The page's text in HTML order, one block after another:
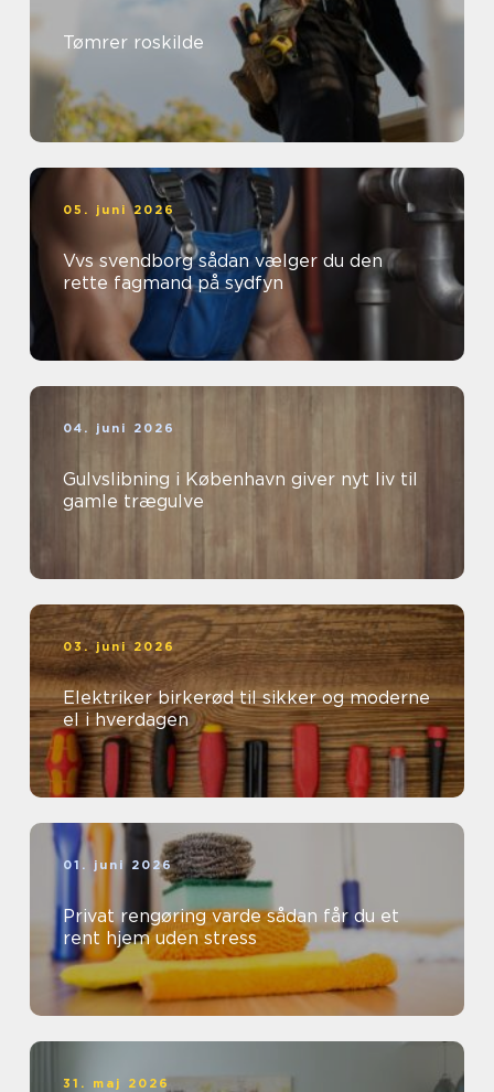
Tømrer roskilde
05. juni 2026
Vvs svendborg sådan vælger du den
rette fagmand på sydfyn
04. juni 2026
Gulvslibning i København giver nyt liv til
gamle trægulve
03. juni 2026
Elektriker birkerød til sikker og moderne
el i hverdagen
01. juni 2026
Privat rengøring varde sådan får du et
rent hjem uden stress
31. maj 2026